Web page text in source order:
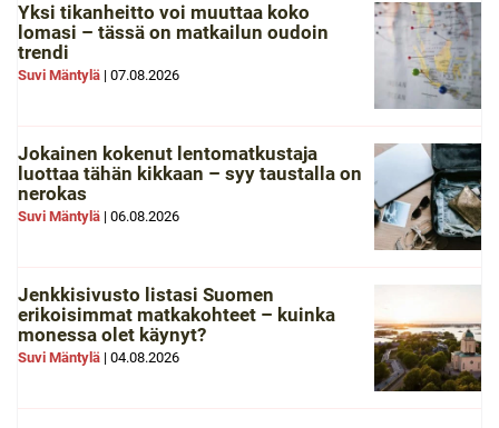
Yksi tikanheitto voi muuttaa koko
lomasi – tässä on matkailun oudoin
trendi
Suvi Mäntylä | 07.08.2026
Jokainen kokenut lentomatkustaja
luottaa tähän kikkaan – syy taustalla on
nerokas
Suvi Mäntylä | 06.08.2026
Jenkkisivusto listasi Suomen
erikoisimmat matkakohteet – kuinka
monessa olet käynyt?
Suvi Mäntylä | 04.08.2026